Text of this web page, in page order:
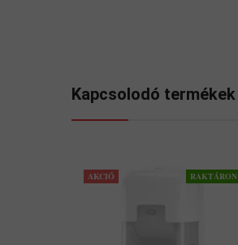
Kapcsolodó termékek
AKCIÓ RAKTÁRON